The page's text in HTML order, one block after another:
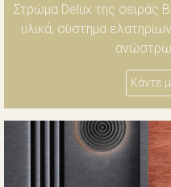
Στρώμα Delux της σειράς
υλικά, σύστημα
Κάντε